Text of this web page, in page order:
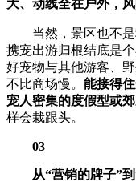
大、动线全在户外，
当然，景区也不
携宠出游归根结底是
好宠物与其他游客、
不比商场慢。 能接得
宠人密集的度假型或郊
样会栽跟头。
03
从“营销的牌子”